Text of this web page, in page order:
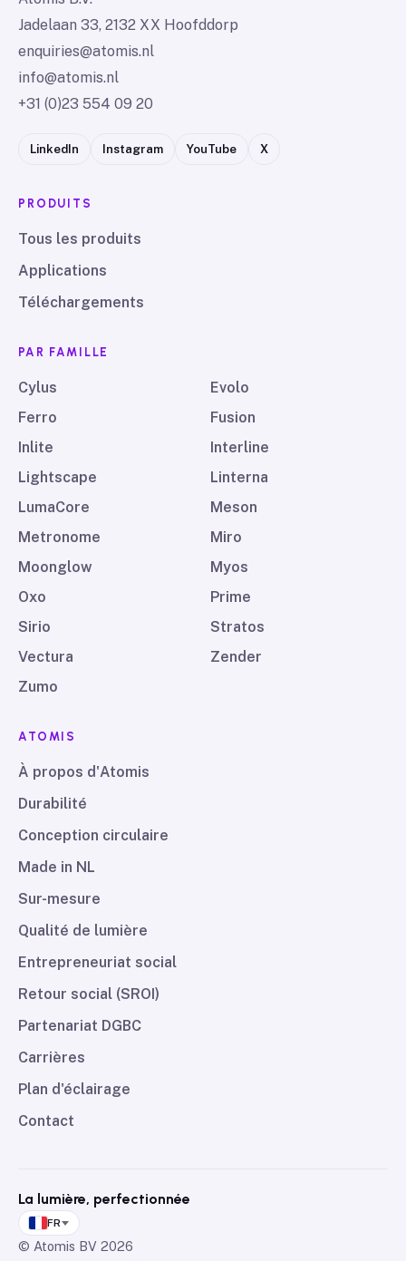
Jadelaan 33, 2132 XX Hoofddorp
enquiries@atomis.nl
info@atomis.nl
+31 (0)23 554 09 20
LinkedIn Instagram YouTube X
PRODUITS
Tous les produits
Applications
Téléchargements
PAR FAMILLE
Cylus
Evolo
Ferro
Fusion
Inlite
Interline
Lightscape
Linterna
LumaCore
Meson
Metronome
Miro
Moonglow
Myos
Oxo
Prime
Sirio
Stratos
Vectura
Zender
Zumo
ATOMIS
À propos d'Atomis
Durabilité
Conception circulaire
Made in NL
Sur-mesure
Qualité de lumière
Entrepreneuriat social
Retour social (SROI)
Partenariat DGBC
Carrières
Plan d'éclairage
Contact
La lumière, perfectionnée
FR
© Atomis BV 2026